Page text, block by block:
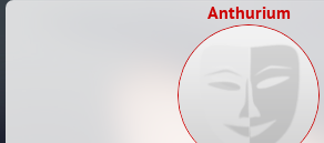
Anthurium